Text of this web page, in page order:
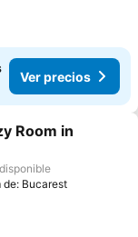
Ver precios
Room in
de: Bucarest